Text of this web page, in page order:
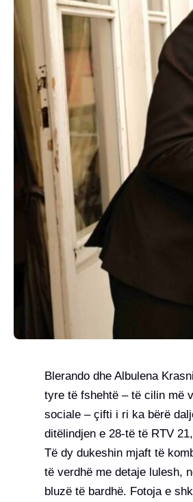
Blerando dhe Albulena
tyre të fshehtë – të cilin më
sociale – çifti i ri ka bërë
ditëlindjen e 28-të të RTV
Të dy dukeshin mjaft të
të verdhë me detaje lulesh,
bluzë të bardhë. Fotoja e